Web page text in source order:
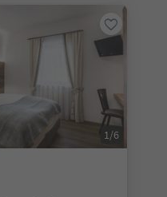
1/6